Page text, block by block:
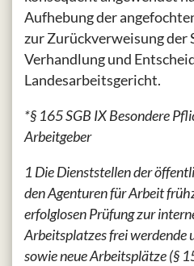
Aufhebung der
zur Zurückverweisung der
Verhandlung und
Landesarbeitsgericht.
*§ 165 SGB IX Besondere
Arbeitgeber
1 Die Dienststellen der
den Agenturen für Arbeit
erfolglosen Prüfung zur
Arbeitsplatzes frei werdende
sowie neue Arbeitsplätze (§